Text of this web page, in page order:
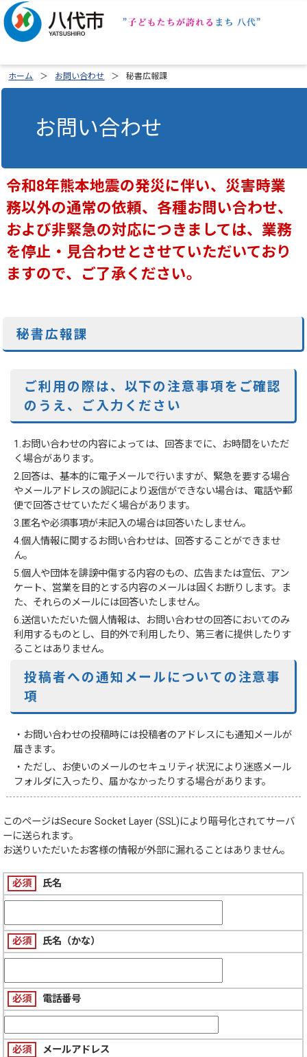
ホーム お問い合わせ 秘書広報課
お問い合わせ
令和8年熊本地震の発災に伴い、災害時業
務以外の通常の依頼、各種お問い合わせ、
および非緊急の対応につきましては、業務
を停止・見合わせとさせていただいており
ますので、ご了承ください。
秘書広報課
ご利用の際は、以下の注意事項をご確認
のうえ、ご入力ください
1.お問い合わせの内容によっては、回答までに、お時間をいただ
く場合があります。
2.回答は、基本的に電子メールで行いますが、緊急を要する場合
やメールアドレスの誤記により返信ができない場合は、電話や郵
便で回答させていただく場合があります。
3.匿名や必須事項が未記入の場合は回答いたしません。
4.個人情報に関するお問い合わせは、回答することができませ
ん。
5.個人や団体を誹謗中傷する内容のもの、広告または宣伝、アン
ケート、営業を目的とする内容のメールは固くお断りします。ま
た、それらのメールには回答いたしません。
6.送信いただいた個人情報は、お問い合わせの回答においてのみ
利用するものとし、目的外で利用したり、第三者に提供したりす
ることはありません。
投稿者への通知メールについての注意事
項
・お問い合わせの投稿時には投稿者のアドレスにも通知メールが
届きます。
・ただし、お使いのメールのセキュリティ状況により迷惑メール
フォルダに入ったり、届かなかったりする場合があります。
このページはSecure Socket Layer (SSL)により暗号化されてサーバ
ーに送られます。
お送りいただいたお客様の情報が外部に漏れることはありません。
必須 氏名
必須 氏名（かな）
必須 電話番号
必須 メールアドレス